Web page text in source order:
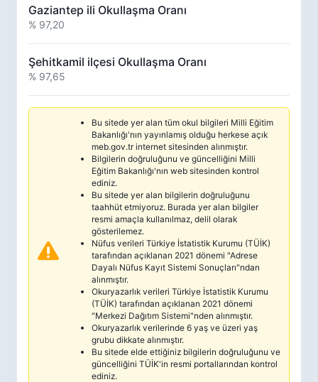
Gaziantep ili Okullaşma Oranı
% 97,20
Şehitkamil ilçesi Okullaşma Oranı
% 97,65
Bu sitede yer alan tüm okul bilgileri Milli Eğitim
Bakanlığı'nın yayınlamış olduğu herkese açık
meb.gov.tr internet sitesinden alınmıştır.
Bilgilerin doğruluğunu ve güncelliğini Milli
Eğitim Bakanlığı'nın web sitesinden kontrol
ediniz.
Bu sitede yer alan bilgilerin doğruluğunu
taahhüt etmiyoruz. Burada yer alan bilgiler
resmi amaçla kullanılmaz, delil olarak
gösterilemez.
Nüfus verileri Türkiye İstatistik Kurumu (TÜİK)
tarafından açıklanan 2021 dönemi "Adrese
Dayalı Nüfus Kayıt Sistemi Sonuçları"ndan
alınmıştır.
Okuryazarlık verileri Türkiye İstatistik Kurumu
(TÜİK) tarafından açıklanan 2021 dönemi
"Merkezi Dağıtım Sistemi"nden alınmıştır.
Okuryazarlık verilerinde 6 yaş ve üzeri yaş
grubu dikkate alınmıştır.
Bu sitede elde ettiğiniz bilgilerin doğruluğunu ve
güncelliğini TÜİK'in resmi portallarından kontrol
ediniz.